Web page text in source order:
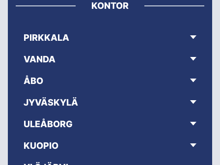
KONTOR
PIRKKALA
VANDA
ÅBO
JYVÄSKYLÄ
ULEÅBORG
KUOPIO